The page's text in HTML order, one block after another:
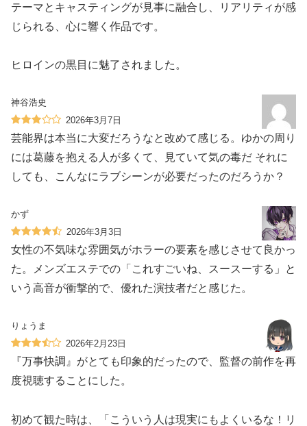
テーマとキャスティングが見事に融合し、リアリティが感
じられる、心に響く作品です。
ヒロインの黒目に魅了されました。
神谷浩史
2026年3月7日
芸能界は本当に大変だろうなと改めて感じる。ゆかの周り
には葛藤を抱える人が多くて、見ていて気の毒だ それに
しても、こんなにラブシーンが必要だったのだろうか？
かず
2026年3月3日
女性の不気味な雰囲気がホラーの要素を感じさせて良かっ
た。メンズエステでの「これすごいね、スースーする」と
いう高音が衝撃的で、優れた演技者だと感じた。
りょうま
2026年2月23日
『万事快調』がとても印象的だったので、監督の前作を再
度視聴することにした。
初めて観た時は、「こういう人は現実にもよくいるな！リ